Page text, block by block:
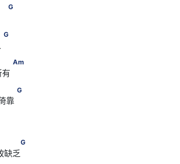
F            G
G
　　　      G
G
　　　　      Am
Am
有
　Dm　　　　      G
G
靠
F　　　　　G
G
缺乏